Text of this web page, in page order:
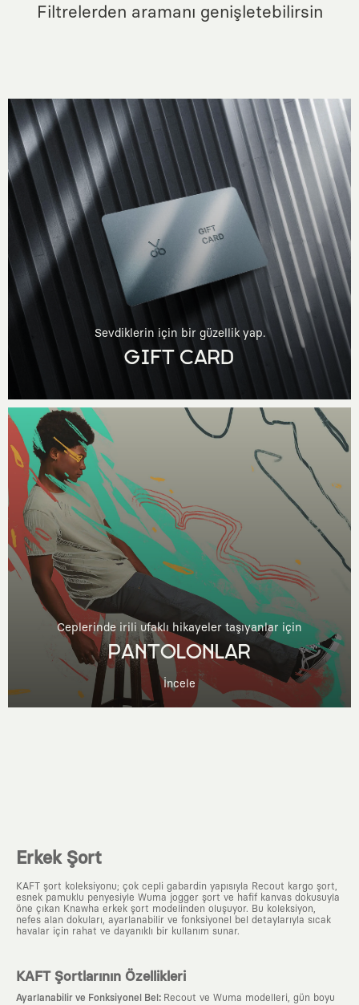
Filtrelerden aramanı genişletebilirsin
Sevdiklerin için bir güzellik yap.
GIFT CARD
Ceplerinde irili ufaklı hikayeler taşıyanlar için
PANTOLONLAR
İncele
Erkek Şort
KAFT şort koleksiyonu; çok cepli gabardin yapısıyla Recout kargo şort,
esnek pamuklu penyesiyle Wuma jogger şort ve hafif kanvas dokusuyla
öne çıkan Knawha erkek şort modelinden oluşuyor. Bu koleksiyon,
nefes alan dokuları, ayarlanabilir ve fonksiyonel bel detaylarıyla sıcak
havalar için rahat ve dayanıklı bir kullanım sunar.
KAFT Şortlarının Özellikleri
Ayarlanabilir ve Fonksiyonel Bel : Recout ve Wuma modelleri, gün boyu